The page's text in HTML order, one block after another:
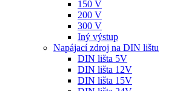
150 V
200 V
300 V
Iný výstup
Napájací zdroj na DIN lištu
DIN lišta 5V
DIN lišta 12V
DIN lišta 15V